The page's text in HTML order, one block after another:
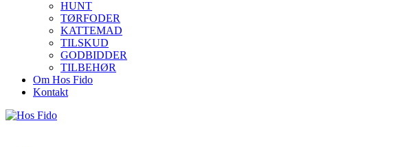
HUNT
TØRFODER
KATTEMAD
TILSKUD
GODBIDDER
TILBEHØR
Om Hos Fido
Kontakt